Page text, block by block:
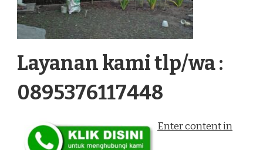
Layanan kami tlp/wa :
0895376117448
Enter content in